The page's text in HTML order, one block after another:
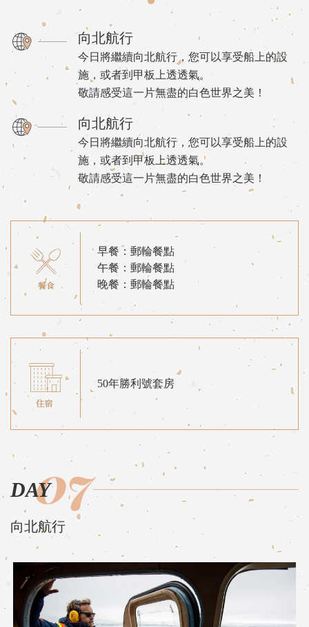
向北航行
今日將繼續向北航行，您可以享受船上的設
施，或者到甲板上透透氣。
敬請感受這一片無盡的白色世界之美！
向北航行
今日將繼續向北航行，您可以享受船上的設
施，或者到甲板上透透氣。
敬請感受這一片無盡的白色世界之美！
早餐：郵輪餐點
午餐：郵輪餐點
晚餐：郵輪餐點
50年勝利號套房
DAY07
向北航行